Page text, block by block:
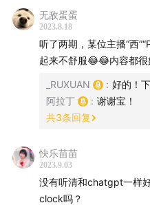
11:14 影视游戏的前期概设
倍上升，玄幻/古装/科幻题
后期宣发素材，《仙
方法controlnet骨架图+角色
18:05 从“妙鸭”大火想到，
也可以用AI
无敌蛋蛋
2023.8.18
听了两期，某位主播“西
起来不舒服😂😂内容都很
_RUXUAN : 好的！
阿拉丁
: 谢谢宝！
共3条回复
快乐苗苗
2023.9.03
没有听清和chatgpt一样
clock吗？